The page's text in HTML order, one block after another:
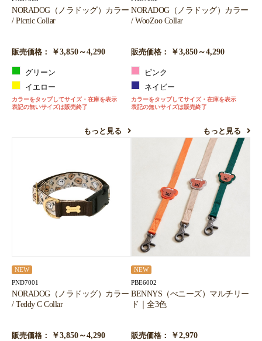
NORADOG（ノラドッグ）カラー
/ Picnic Collar
販売価格： ￥3,850～4,290
グリーン
イエロー
カラーをタップしてサイズ・在庫を表示
表記の無いサイズは販売終了
もっと見る
NORADOG（ノラドッグ）カラー
/ WooZoo Collar
販売価格： ￥3,850～4,290
ピンク
ネイビー
カラーをタップしてサイズ・在庫を表示
表記の無いサイズは販売終了
もっと見る
NEW
PND7001
NORADOG（ノラドッグ）カラー
/ Teddy C Collar
販売価格： ￥3,850～4,290
NEW
PBE6002
BENNYS（べニーズ）マルチリー
ド｜全3色
販売価格： ￥2,970
お買い物を続ける カートへ進む